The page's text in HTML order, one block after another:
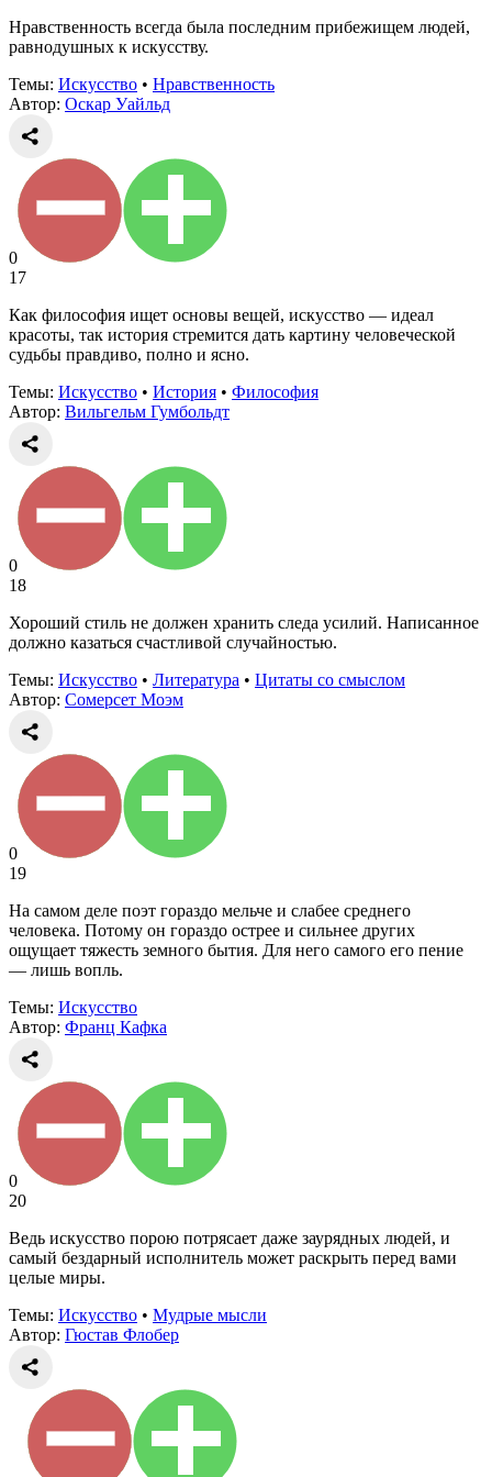
Нравственность всегда была последним прибежищем людей,
равнодушных к искусству.
Темы: Искусство • Нравственность
Автор: Оскар Уайльд
0
17
Как философия ищет основы вещей, искусство — идеал
красоты, так история стремится дать картину человеческой
судьбы правдиво, полно и ясно.
Темы: Искусство • История • Философия
Автор: Вильгельм Гумбольдт
0
18
Хороший стиль не должен хранить следа усилий. Написанное
должно казаться счастливой случайностью.
Темы: Искусство • Литература • Цитаты со смыслом
Автор: Сомерсет Моэм
0
19
На самом деле поэт гораздо мельче и слабее среднего
человека. Потому он гораздо острее и сильнее других
ощущает тяжесть земного бытия. Для него самого его пение
— лишь вопль.
Темы: Искусство
Автор: Франц Кафка
0
20
Ведь искусство порою потрясает даже заурядных людей, и
самый бездарный исполнитель может раскрыть перед вами
целые миры.
Темы: Искусство • Мудрые мысли
Автор: Гюстав Флобер